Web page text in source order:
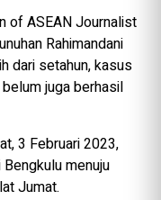
of ASEAN Journalist
Rahimandani
dari setahun, kasus
juga berhasil
3 Februari 2023,
menuju
Jumat.